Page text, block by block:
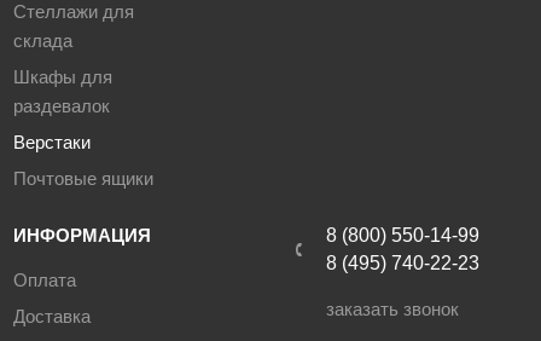
Стеллажи для
склада
Шкафы для
раздевалок
Верстаки
Почтовые ящики
ИНФОРМАЦИЯ
Оплата
Доставка
8 (800) 550-14-99
8 (495) 740-22-23
заказать звонок